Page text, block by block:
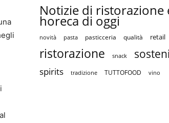
Notizie di ristorazione
horeca di oggi
novità pasta pasticceria qualità retail
ristorazione snack
spirits tradizione TUTTOFOOD vino